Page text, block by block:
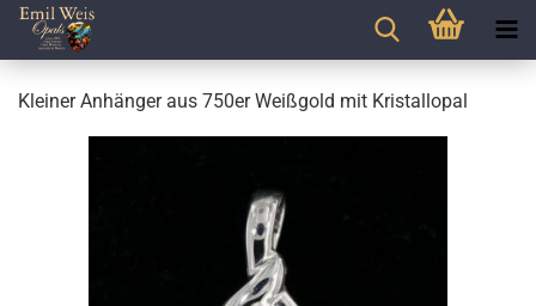
Kleiner Anhänger aus 750er Weißgold mit Kristallopal